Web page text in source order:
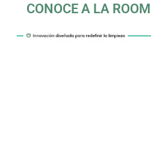
CONOCE A LA